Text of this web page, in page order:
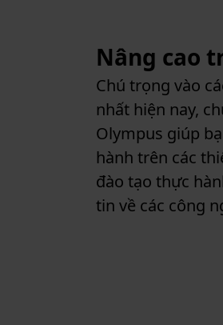
Nâng cao
Chú trọng vào
nhất hiện nay,
Olympus giúp
hành trên các
đào tạo thực
tin về các công